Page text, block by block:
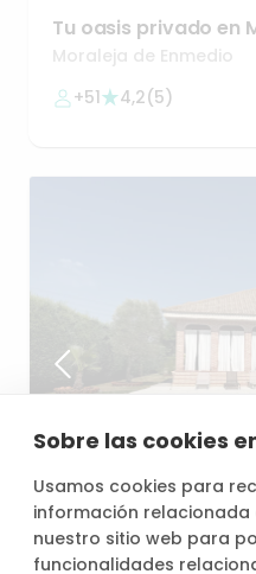
Sobre las cookies
Usamos cookies para
información relacionada
nuestro sitio web para
funcionalidades
Tu oasis privado en
(Madrid) 🌿
Moraleja de Enmedio
+51
4,2(5)
desde
33,60 €
/h